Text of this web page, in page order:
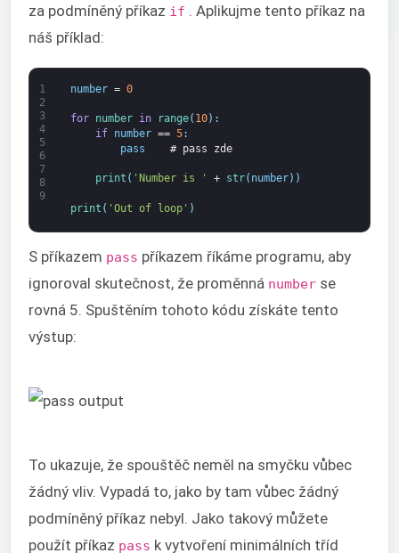
za podmíněný příkaz if . Aplikujme tento příkaz na
náš příklad:
1
2
3
4
5
6
7
8
9
number = 0
for number in range( 10) :
if
number == 5:
pass
# pass zde
print ( 'Number is ' + str( number) )
print ( 'Out of loop' )
S příkazem pass příkazem říkáme programu, aby
ignoroval skutečnost, že proměnná number se
rovná 5. Spuštěním tohoto kódu získáte tento
výstup:
To ukazuje, že spouštěč neměl na smyčku vůbec
žádný vliv. Vypadá to, jako by tam vůbec žádný
podmíněný příkaz nebyl. Jako takový můžete
použít příkaz pass k vytvoření minimálních tříd